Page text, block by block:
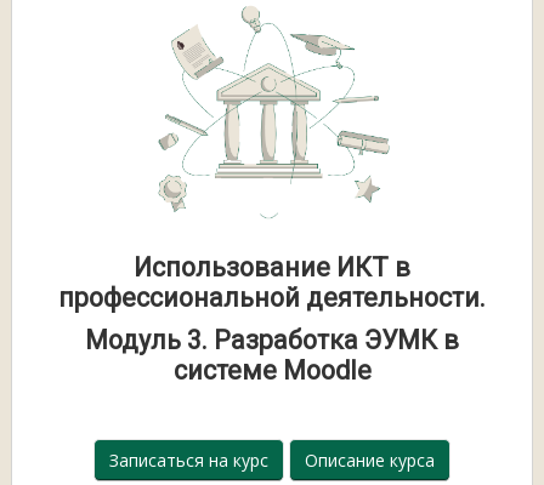
Использование ИКТ в
профессиональной деятельности.
Модуль 3. Разработка ЭУМК в
системе Moodle
Записаться на курс Описание курса